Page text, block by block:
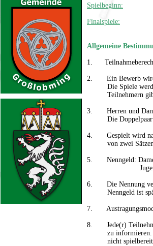
Spielbeginn:
Finalspiele:
Allgemeine
1.
2. Ein Bewerb wird
Die Spiele werden
Teilnehmern gibt
3. Herren und
Die
4. Gespielt wird
von zwei Sätzen
5. Nenngeld:
6. Die Nennung
Nenngeld ist
7.
8. Jede(r)
zu informieren.
nicht spielbereit